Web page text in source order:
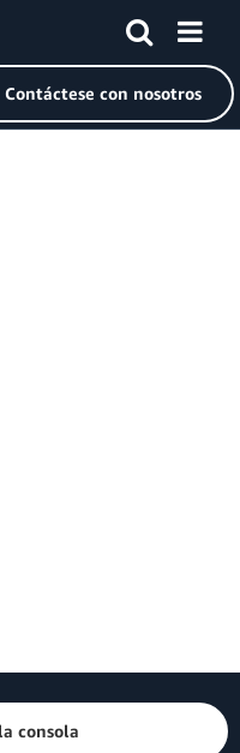
la página de inicio de Amazon
Contáctese con nosotros
consola